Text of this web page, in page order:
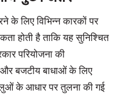
के लिए विभिन्न कारकों पर
होती है ताकि यह सुनिश्चित
परियोजना की
बजटीय बाधाओं के लिए
के आधार पर तुलना की गई